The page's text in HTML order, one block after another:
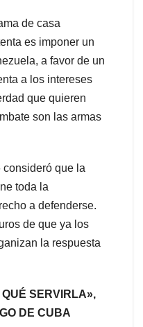
de casa
es imponer un
a favor de un
a los intereses
que quieren
son las armas
que la
toda la
a defenderse.
de que ya los
la respuesta
SERVIRLA»,
DE CUBA